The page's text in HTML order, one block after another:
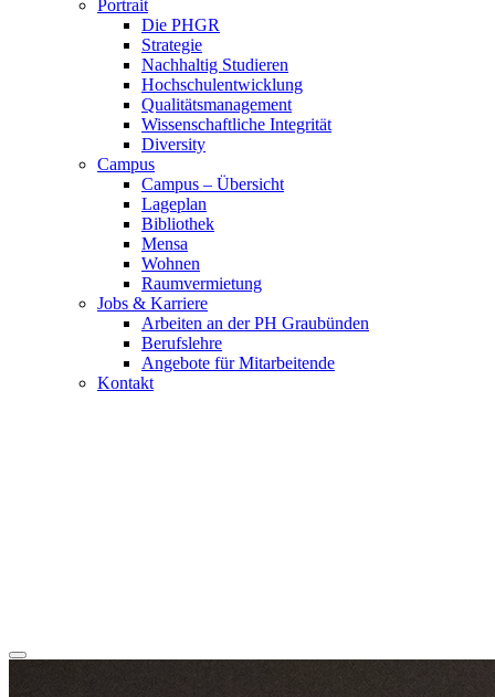
Portrait
Die PHGR
Strategie
Nachhaltig Studieren
Hochschulentwicklung
Qualitätsmanagement
Wissenschaftliche Integrität
Diversity
Campus
Campus – Übersicht
Lageplan
Bibliothek
Mensa
Wohnen
Raumvermietung
Jobs & Karriere
Arbeiten an der PH Graubünden
Berufslehre
Angebote für Mitarbeitende
Kontakt